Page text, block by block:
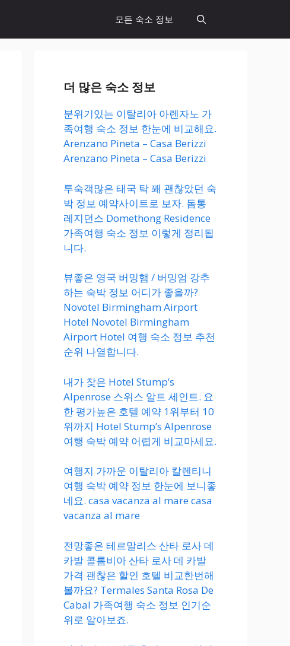
모든 숙소 정보
더 많은 숙소 정보
분위기있는 이탈리아 아렌자노 가
족여행 숙소 정보 한눈에 비교해요.
Arenzano Pineta – Casa Berizzi
Arenzano Pineta – Casa Berizzi
투숙객많은 태국 탁 꽤 괜찮았던 숙
박 정보 예약사이트로 보자. 돔통
레지던스 Domethong Residence
가족여행 숙소 정보 이렇게 정리됩
니다.
뷰좋은 영국 버밍햄 / 버밍엄 강추
하는 숙박 정보 어디가 좋을까?
Novotel Birmingham Airport
Hotel Novotel Birmingham
Airport Hotel 여행 숙소 정보 추천
순위 나열합니다.
내가 찾은 Hotel Stump’s
Alpenrose 스위스 알트 세인트. 요
한 평가높은 호텔 예약 1위부터 10
위까지 Hotel Stump’s Alpenrose
여행 숙박 예약 어렵게 비교마세요.
여행지 가까운 이탈리아 칼렌티니
여행 숙박 예약 정보 한눈에 보니좋
네요. casa vacanza al mare casa
vacanza al mare
전망좋은 테르말리스 산타 로사 데
카발 콜롬비아 산타 로사 데 카발
가격 괜찮은 할인 호텔 비교한번해
볼까요? Termales Santa Rosa De
Cabal 가족여행 숙소 정보 인기순
위로 알아보죠.